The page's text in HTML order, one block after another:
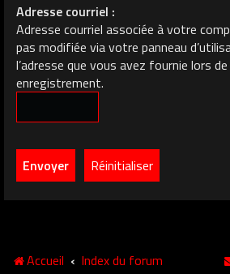
Adresse courriel :
Adresse courriel associée à votre
pas modifiée via votre panneau
l’adresse que vous avez fournie lors
enregistrement.
Accueil Index du forum